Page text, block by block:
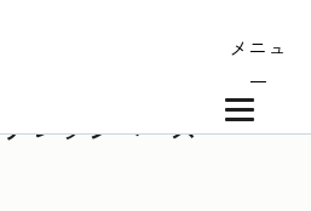
メニュ
ー
ナレッジベース